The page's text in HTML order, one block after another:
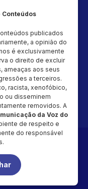
48.034.154/0001-
conteúdo desta página,
sem autorização
publicados
a opinião do
é exclusivamente
o direito de excluir
ameaças aos seus
a terceiros.
racista, xenofóbico,
ou disseminem
removidos. A
da Voz do
de respeito e
do responsável